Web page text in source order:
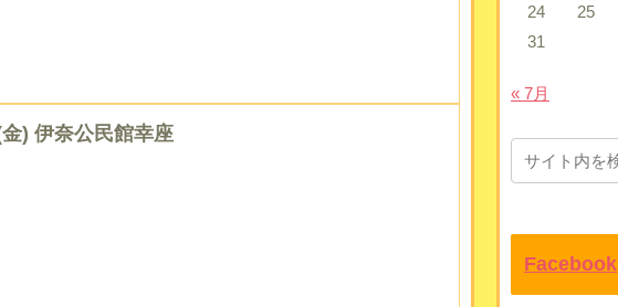
) 伊奈公民館幸座
24
25
31
« 7月
Facebook